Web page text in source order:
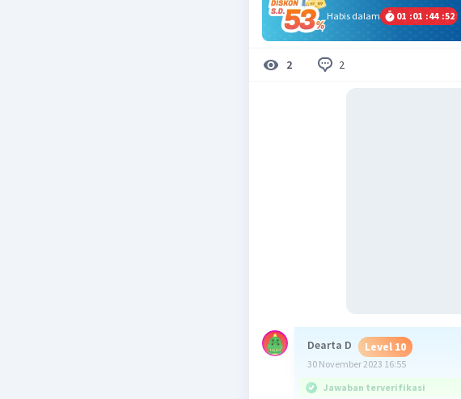
Habis dalam
01 :01 :44 :52
2 2
Dearta D Level 10
30 November 2023 16:55
Jawaban terverifikasi